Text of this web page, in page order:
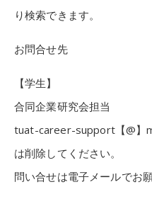
り検索できます。
お問合せ先
【学生】
合同企業研究会担当
tuat-career-support【@】
は削除してください。
問い合せは電子メールでお